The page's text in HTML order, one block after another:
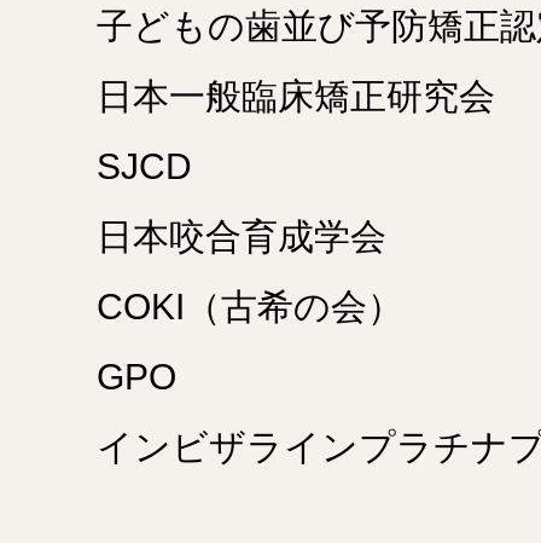
子どもの歯並び予防矯正
日本一般臨床矯正研究会
SJCD
日本咬合育成学会
COKI（古希の会）
GPO
インビザラインプラチナ